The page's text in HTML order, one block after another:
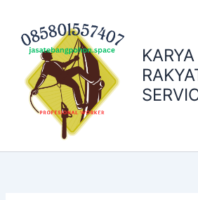
content
KARYA